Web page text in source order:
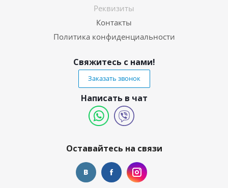
Реквизиты
Контакты
Политика конфиденциальности
Свяжитесь с нами!
Заказать звонок
Написать в чат
Оставайтесь на связи